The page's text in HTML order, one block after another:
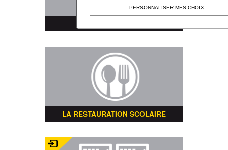
LA RESTAURATION SCOLAIRE
PERSONNALISER MES CHOIX